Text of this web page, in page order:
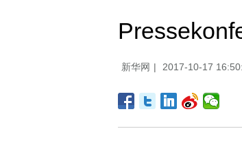
新华网 | 2017-10-17